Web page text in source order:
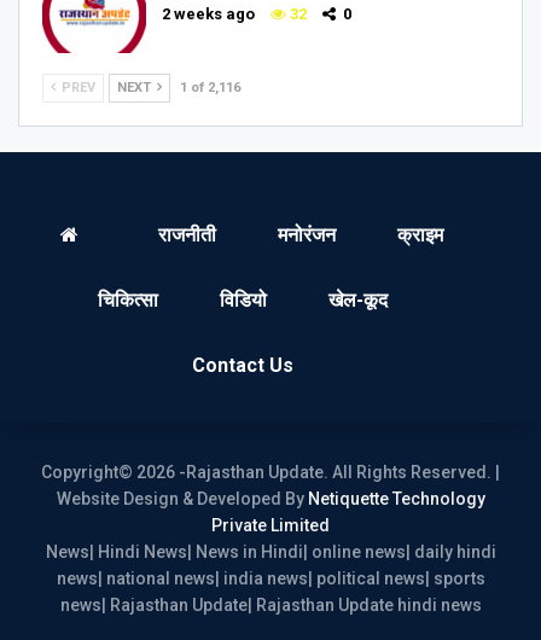
2 weeks ago 32 0
PREV NEXT 1 of 2,116
राजनीती मनोरंजन क्राइम
चिकित्सा विडियो खेल-कूद
Contact Us
Copyright© 2026 -Rajasthan Update. All Rights Reserved. |
Website Design & Developed By Netiquette Technology
Private Limited
News| Hindi News| News in Hindi| online news| daily hindi
news| national news| india news| political news| sports
news| Rajasthan Update| Rajasthan Update hindi news